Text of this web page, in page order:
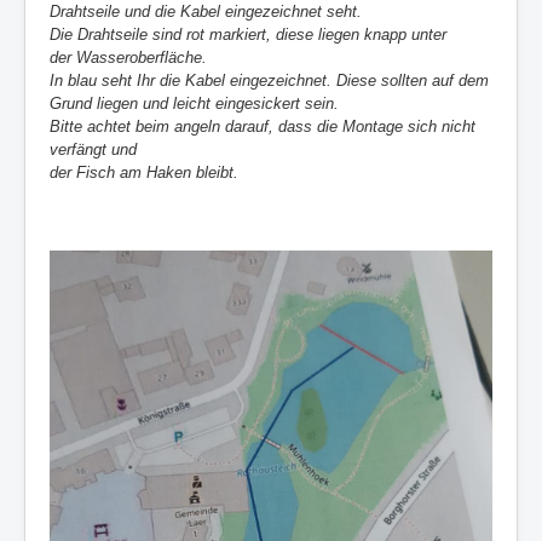
Drahtseile und die Kabel eingezeichnet seht.
Die Drahtseile sind rot markiert, diese liegen knapp unter
der Wasseroberfläche.
In blau seht Ihr die Kabel eingezeichnet. Diese sollten auf dem
Grund liegen und leicht eingesickert sein.
Bitte achtet beim angeln darauf, dass die Montage sich nicht
verfängt und
der Fisch am Haken bleibt.